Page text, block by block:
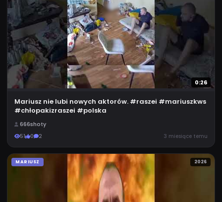
0:26
Mariusz nie lubi nowych aktorów. #raszei #mariuszkws
#chłopakizraszei #polska
666shoty
51
0 2 3 miesiące temu
MARIUSZ 2026